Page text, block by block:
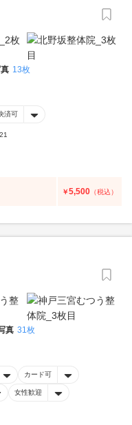
13枚
済可
￥5,500 （税込）
真 31枚
カード可
女性歓迎